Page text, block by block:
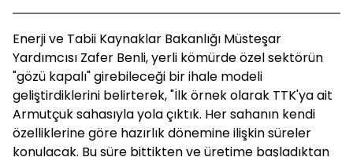
Enerji ve Tabii Kaynaklar Bakanlığı Müsteşar
Yardımcısı Zafer Benli, yerli kömürde özel sektörün
"gözü kapalı" girebileceği bir ihale modeli
geliştirdiklerini belirterek, "İlk örnek olarak TTK'ya ait
Armutçuk sahasıyla yola çıktık. Her sahanın kendi
özelliklerine göre hazırlık dönemine ilişkin süreler
konulacak. Bu süre bittikten ve üretime başladıktan